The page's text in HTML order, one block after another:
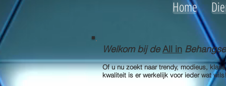
Home
Welkom bij deAll in
Of u nu zoekt naar trendy, modieus,
kwaliteit is er werkelijk voor ieder wat